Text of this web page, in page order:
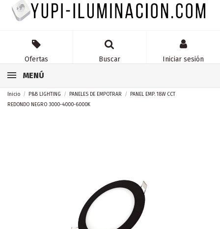
Ofertas Buscar Iniciar sesión
MENÚ
Inicio P&B LIGHTING PANELES DE EMPOTRAR
PANEL EMP. 18W CCT
REDONDO NEGRO 3000-4000-6000K